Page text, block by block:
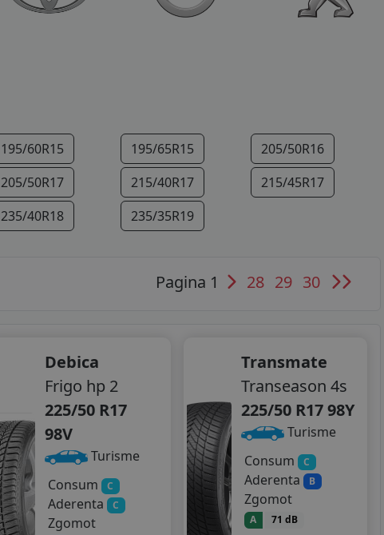
195/60R15 195/65R15
205/50R16
205/50R17 215/40R17
215/45R17
235/40R18 235/35R19
Pagina 1 28 29 30
Debica
Frigo hp 2
225/50 R17
98V
Turisme
Consum
C
Aderenta C
Zgomot
Transmate
Transeason 4s
225/50 R17 98Y
Turisme
Consum
C
Aderenta B
Zgomot
A 71 dB